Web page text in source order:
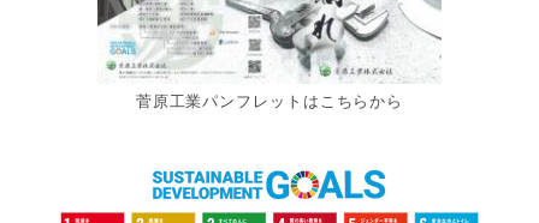
菅原工業パンフレットはこちらから